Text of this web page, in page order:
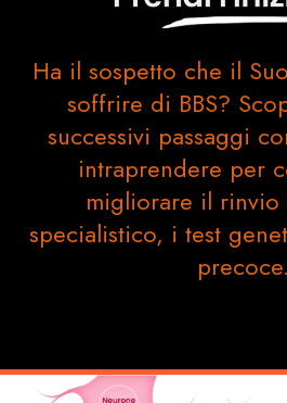
Ha il sospetto che il
soffrire di BBS?
successivi passaggi
intraprendere per
migliorare il rinvio
specialistico, i test
precoce.